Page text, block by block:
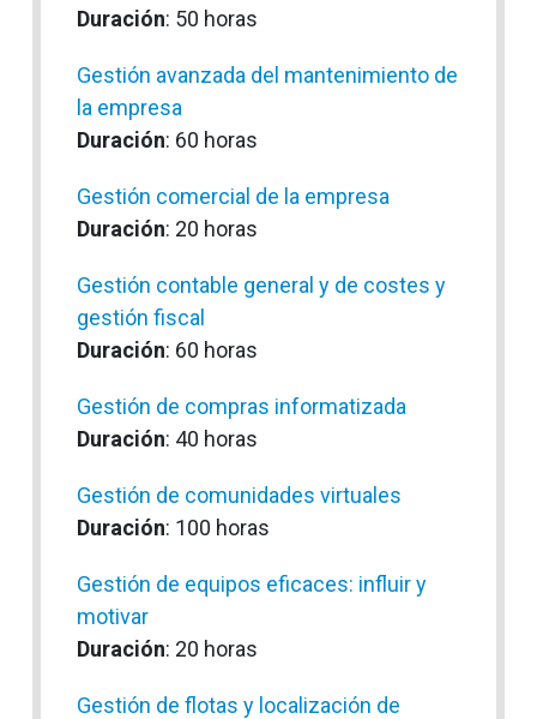
Duración: 50 horas
Gestión avanzada del mantenimiento de
la empresa
Duración: 60 horas
Gestión comercial de la empresa
Duración: 20 horas
Gestión contable general y de costes y
gestión fiscal
Duración: 60 horas
Gestión de compras informatizada
Duración: 40 horas
Gestión de comunidades virtuales
Duración: 100 horas
Gestión de equipos eficaces: influir y
motivar
Duración: 20 horas
Gestión de flotas y localización de